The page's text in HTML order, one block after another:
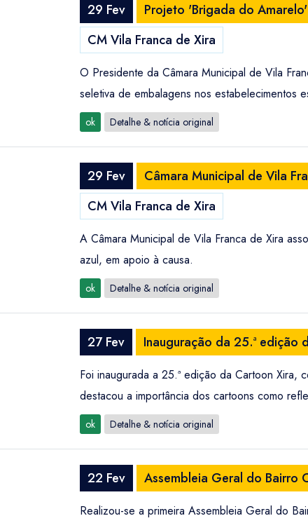
29 Fev Projeto 'Brigada do
CM Vila Franca de Xira
O Presidente da Câmara Municipal de Vila
seletiva de embalagens nos estabelecimentos
ok Detalhe & notícia original
29 Fev Câmara Municipal de Vila
CM Vila Franca de Xira
A Câmara Municipal de Vila Franca de Xira
azul, em apoio à causa.
ok Detalhe & notícia original
27 Fev Inauguração da 25.ª edição
Foi inaugurada a 25.ª edição da Cartoon
destacou a importância dos cartoons como
ok Detalhe & notícia original
22 Fev Assembleia Geral do Bairro
Realizou-se a primeira Assembleia Geral do